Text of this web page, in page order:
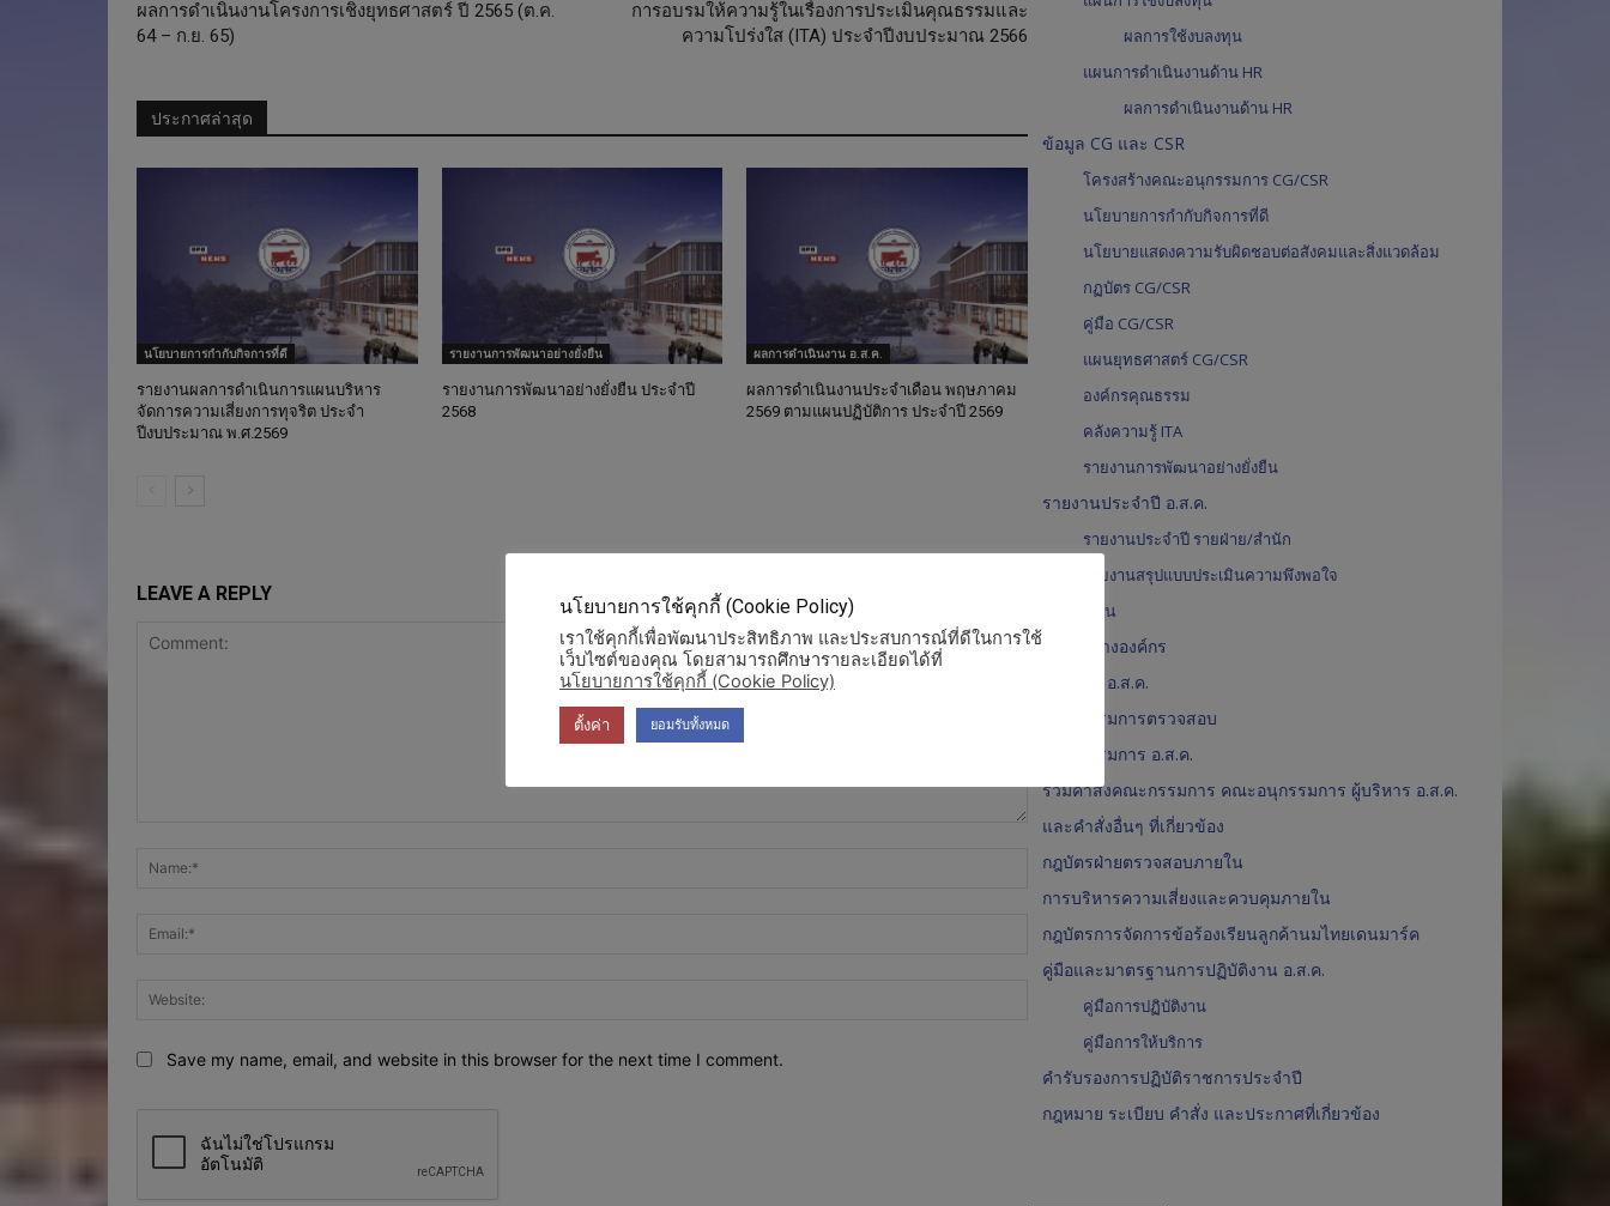
ผลการดำเนินงานโครงการเชิงยุทธศาสตร์ ปี 2565 (ต.ค.
64 – ก.ย. 65)
การอบรมให้ความรู้ในเรื่องการประเมินคุณธรรมและ
ความโปร่งใส (ITA) ประจำปีงบประมาณ 2566
ประกาศล่าสุด
นโยบายการกำกับกิจการที่ดี
รายงานผลการดำเนินการแผนบริหาร
จัดการความเสี่ยงการทุจริต ประจำ
ปีงบประมาณ พ.ศ.2569
รายงานการพัฒนาอย่างยั่งยืน
รายงานการพัฒนาอย่างยั่งยืน ประจำปี
2568
ผลการดำเนินงาน อ.ส.ค.
ผลการดำเนินงานประจำเดือน พฤษภาคม
2569 ตามแผนปฏิบัติการ ประจำปี 2569
LEAVE A REPLY
Name:*
Email:*
Save my name, email, and website in this browser for the next time I comment.
ผลการใช้งบลงทุน
แผนการดำเนินงานด้าน HR
ผลการดำเนินงานด้าน HR
ข้อมูล CG และ CSR
โครงสร้างคณะอนุกรรมการ CG/CSR
นโยบายการกำกับกิจการที่ดี
นโยบายแสดงความรับผิดชอบต่อสังคมและสิ่งแวดล้อม
กฏบัตร CG/CSR
คู่มือ CG/CSR
แผนยุทธศาสตร์ CG/CSR
องค์กรคุณธรรม
คลังความรู้ ITA
รายงานการพัฒนาอย่างยั่งยืน
รายงานประจำปี อ.ส.ค.
รายงานประจำปี รายฝ่าย/สำนัก
รายงานสรุปแบบประเมินความพึงพอใจ
งบการเงิน
โครงสร้างองค์กร
ผู้บริหาร อ.ส.ค.
คณะกรรมการตรวจสอบ
คณะกรรมการ อ.ส.ค.
รวมคำสั่งคณะกรรมการ คณะอนุกรรมการ ผู้บริหาร อ.ส.ค.
และคำสั่งอื่นๆ ที่เกี่ยวข้อง
กฎบัตรฝ่ายตรวจสอบภายใน
การบริหารความเสี่ยงและควบคุมภายใน
กฎบัตรการจัดการข้อร้องเรียนลูกค้านมไทยเดนมาร์ค
คู่มือและมาตรฐานการปฏิบัติงาน อ.ส.ค.
คู่มือการปฏิบัติงาน
คู่มือการให้บริการ
คำรับรองการปฏิบัติราชการประจำปี
กฎหมาย ระเบียบ คำสั่ง และประกาศที่เกี่ยวข้อง
นโยบายการใช้คุกกี้ (Cookie Policy)
เราใช้คุกกี้เพื่อพัฒนาประสิทธิภาพ และประสบการณ์ที่ดีในการใช้
เว็บไซต์ของคุณ โดยสามารถศึกษารายละเอียดได้ที่
นโยบายการใช้คุกกี้ (Cookie Policy)
ตั้งค่า ยอมรับทั้งหมด